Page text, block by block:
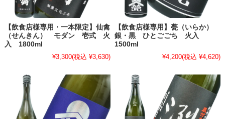
【飲食店様専用・一本限定】仙禽
（せんきん） モダン 壱式 火
入 1800ml
¥3,300(税込 ¥3,630)
【飲食店様専用】甍（いらか）
銀・黒 ひとごごち 火入
1500ml
¥4,200(税込 ¥4,620)